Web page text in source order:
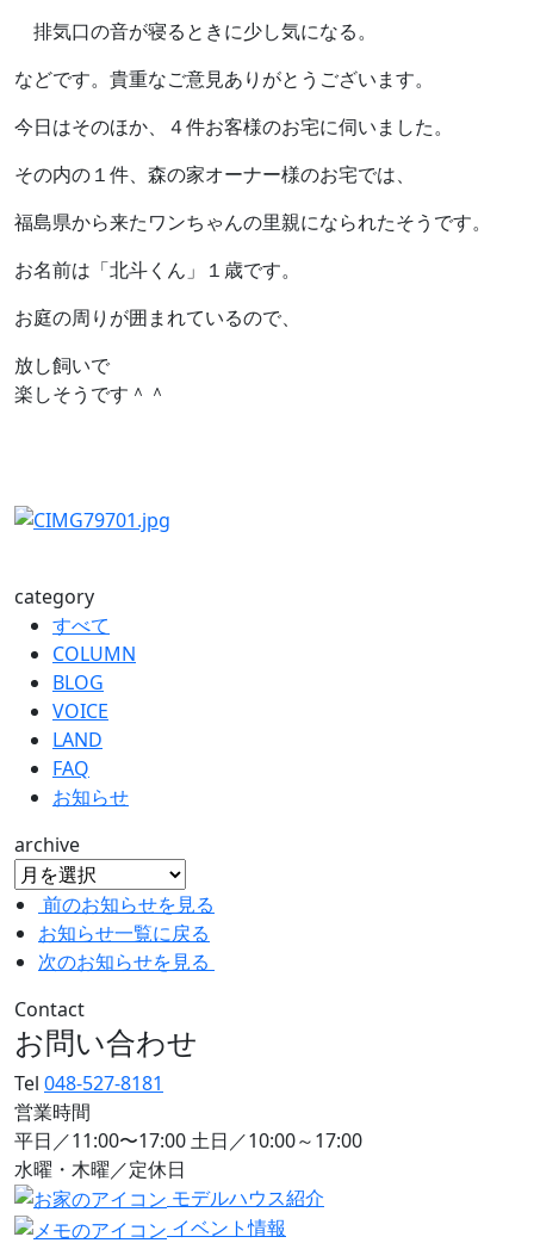
排気口の音が寝るときに少し気になる。
などです。貴重なご意見ありがとうございます。
今日はそのほか、４件お客様のお宅に伺いました。
その内の１件、森の家オーナー様のお宅では、
福島県から来たワンちゃんの里親になられたそうです。
お名前は「北斗くん」１歳です。
お庭の周りが囲まれているので、
放し飼いで
楽しそうです＾＾
category
すべて
COLUMN
BLOG
VOICE
LAND
FAQ
お知らせ
archive
前のお知らせを見る
お知らせ一覧に戻る
次のお知らせを見る
Contact
お問い合わせ
Tel 048-527-8181
営業時間
平日／11:00〜17:00 土日／10:00～17:00
水曜・木曜／定休日
モデルハウス紹介
イベント情報